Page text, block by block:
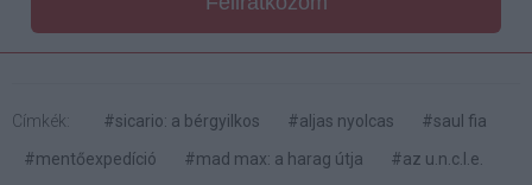
Címkék: #sicario: a bérgyilkos #aljas nyolcas
#saul fia
#mentőexpedíció
#mad max: a harag útja
#az u.n.c.l.e.